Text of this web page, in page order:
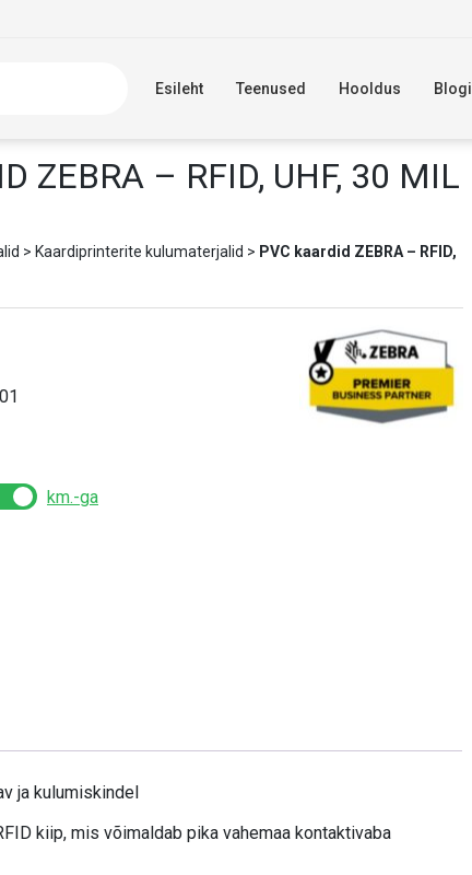
Esileht Teenused Hooldus Blogi
ZEBRA – RFID, UHF, 30 MIL
> Kaardiprinterite kulumaterjalid > PVC kaardid ZEBRA – RFID,
km.-ga
ja kulumiskindel
kiip, mis võimaldab pika vahemaa kontaktivaba